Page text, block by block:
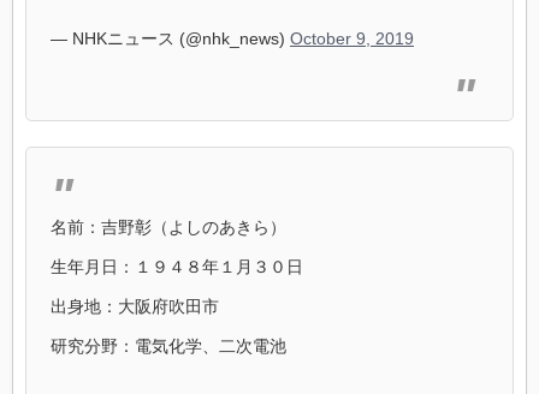
— NHKニュース (@nhk_news) October 9, 2019
名前：吉野彰（よしのあきら）
生年月日：１９４８年１月３０日
出身地：大阪府吹田市
研究分野：電気化学、二次電池